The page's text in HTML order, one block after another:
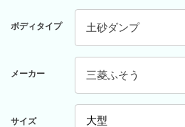
ボディタイプ 土砂ダンプ
メーカー 三菱ふそう
サイズ